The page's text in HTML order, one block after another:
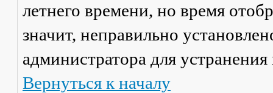
летнего времени, но время
значит, неправильно
администратора для
Вернуться к началу